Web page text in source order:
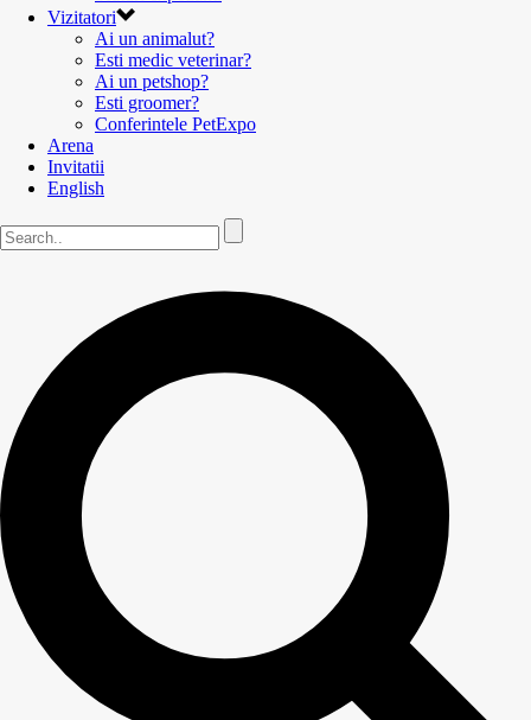
Vizitatori
Ai un animalut?
Esti medic veterinar?
Ai un petshop?
Esti groomer?
Conferintele PetExpo
Arena
Invitatii
English